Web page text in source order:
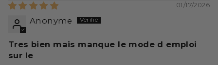
01/17/2026
Anonyme
Tres bien mais manque le mode d emploi
sur le